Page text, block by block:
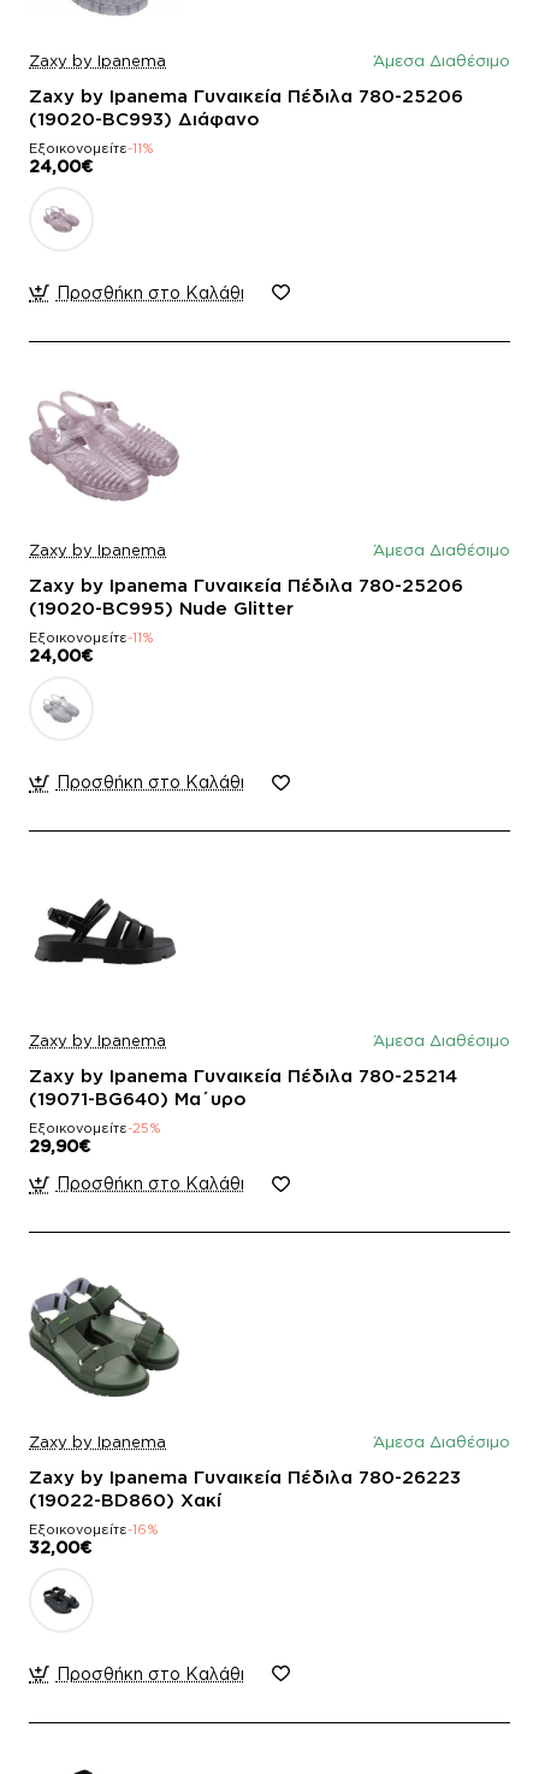
Zaxy by Ipanema Άμεσα Διαθέσιμο
Zaxy by Ipanema Γυναικεία Πέδιλα 780-25206
(19020-BC993) Διάφανο
Εξοικονομείτε-11%
24,00€
Προσθήκη στο Καλάθι
Zaxy by Ipanema Άμεσα Διαθέσιμο
Zaxy by Ipanema Γυναικεία Πέδιλα 780-25206
(19020-BC995) Nude Glitter
Εξοικονομείτε-11%
24,00€
Προσθήκη στο Καλάθι
Zaxy by Ipanema Άμεσα Διαθέσιμο
Zaxy by Ipanema Γυναικεία Πέδιλα 780-25214
(19071-BG640) Μα΄υρο
Εξοικονομείτε-25%
29,90€
Προσθήκη στο Καλάθι
Zaxy by Ipanema Άμεσα Διαθέσιμο
Zaxy by Ipanema Γυναικεία Πέδιλα 780-26223
(19022-BD860) Χακί
Εξοικονομείτε-16%
32,00€
Προσθήκη στο Καλάθι